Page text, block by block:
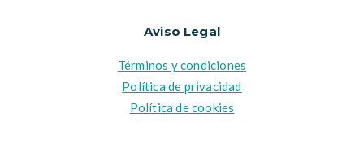
Aviso Legal
Términos y condiciones
Política de privacidad
Política de cookies